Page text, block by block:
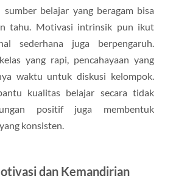
sumber belajar yang beragam bisa
tahu. Motivasi intrinsik pun ikut
sederhana juga berpengaruh.
yang rapi, pencahayaan yang
waktu untuk diskusi kelompok.
kualitas belajar secara tidak
positif juga membentuk
konsisten.
dan Kemandirian